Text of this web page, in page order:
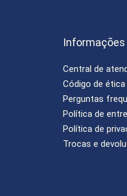
Informações
Central de
Código de ética
Perguntas
Política de
Política de
Trocas e